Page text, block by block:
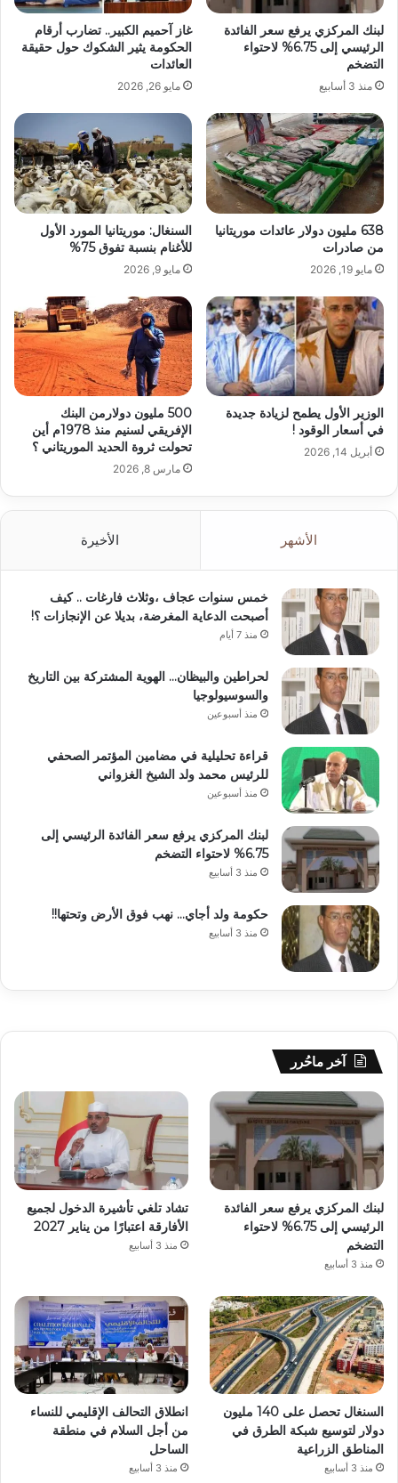
لبنك المركزي يرفع سعر الفائدة
الرئيسي إلى 6.75% لاحتواء
التضخم
منذ 3 أسابيع
غاز آحميم الكبير.. تضارب أرقام
الحكومة يثير الشكوك حول حقيقة
العائدات
مايو 26, 2026
638 مليون دولار عائدات موريتانيا
من صادرات
مايو 19, 2026
السنغال: موريتانيا المورد الأول
للأغنام بنسبة تفوق 75%
مايو 9, 2026
الوزير الأول يطمح لزيادة جديدة
في أسعار الوقود !
أبريل 14, 2026
500 مليون دولارمن البنك
الإفريقي لسنيم منذ 1978م أين
تحولت ثروة الحديد الموريتاني ؟
مارس 8, 2026
الأشهر الأخيرة
خمس سنوات عجاف ،وثلاث فارغات .. كيف
أصبحت الدعاية المغرضة، بديلا عن الإنجازات ؟!
منذ 7 أيام
لحراطين والبيظان… الهوية المشتركة بين التاريخ
والسوسيولوجيا
منذ أسبوعين
قراءة تحليلية في مضامين المؤتمر الصحفي
للرئيس محمد ولد الشيخ الغزواني
منذ أسبوعين
لبنك المركزي يرفع سعر الفائدة الرئيسي إلى
6.75% لاحتواء التضخم
منذ 3 أسابيع
حكومة ولد أجاي… نهب فوق الأرض وتحتها!!
منذ 3 أسابيع
آخر ماحُرر
لبنك المركزي يرفع سعر الفائدة
الرئيسي إلى 6.75% لاحتواء
التضخم
منذ 3 أسابيع
تشاد تلغي تأشيرة الدخول لجميع
الأفارقة اعتبارًا من يناير 2027
منذ 3 أسابيع
السنغال تحصل على 140 مليون
دولار لتوسيع شبكة الطرق في
المناطق الزراعية
منذ 3 أسابيع
انطلاق التحالف الإقليمي للنساء
من أجل السلام في منطقة
الساحل
منذ 3 أسابيع